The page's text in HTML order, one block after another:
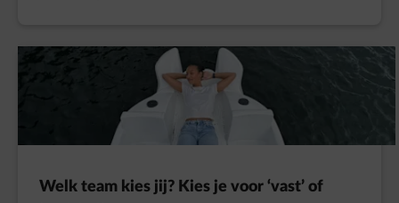
Welk team kies jij? Kies je voor ‘vast’ of